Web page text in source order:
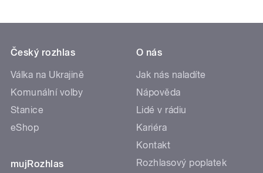
Český rozhlas
Válka na Ukrajině
Komunální volby
Stanice
eShop
mujRozhlas
O nás
Jak nás naladíte
Nápověda
Lidé v rádiu
Kariéra
Kontakt
Rozhlasový poplatek